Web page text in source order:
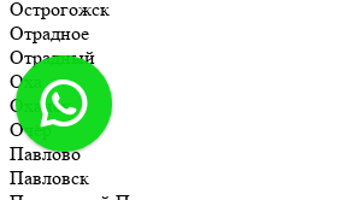
Острогожск
Отрадное
Отрадный
Оха
Оханск
Очёр
Павлово
Павловск